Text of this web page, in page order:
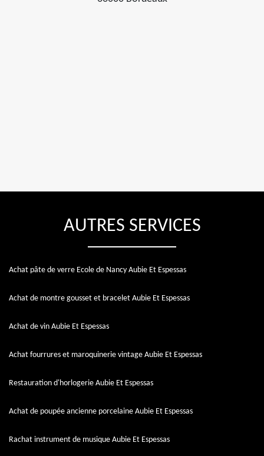
AUTRES SERVICES
Achat pâte de verre Ecole de Nancy Aubie Et Espessas
Achat de montre gousset et bracelet Aubie Et Espessas
Achat de vin Aubie Et Espessas
Achat fourrures et maroquinerie vintage Aubie Et Espessas
Restauration d'horlogerie Aubie Et Espessas
Achat de poupée ancienne porcelaine Aubie Et Espessas
Rachat instrument de musique Aubie Et Espessas